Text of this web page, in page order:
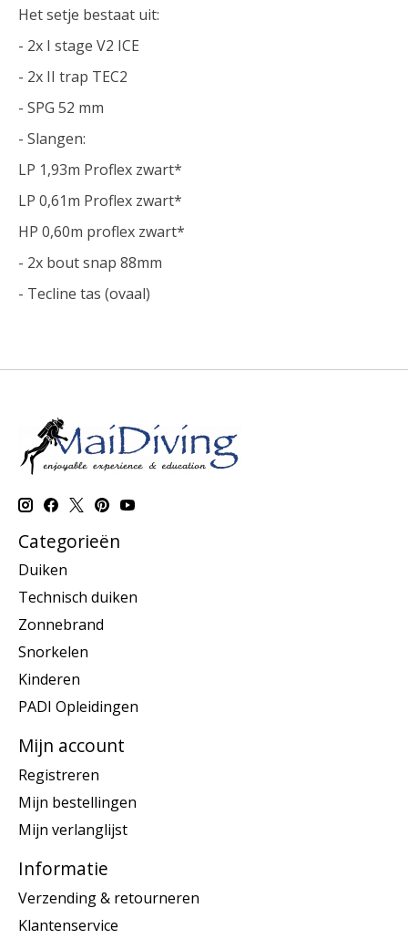
Het setje bestaat uit:
- 2x I stage V2 ICE
- 2x II trap TEC2
- SPG 52 mm
- Slangen:
LP 1,93m Proflex zwart*
LP 0,61m Proflex zwart*
HP 0,60m proflex zwart*
- 2x bout snap 88mm
- Tecline tas (ovaal)
Categorieën
Duiken
Technisch duiken
Zonnebrand
Snorkelen
Kinderen
PADI Opleidingen
Mijn account
Registreren
Mijn bestellingen
Mijn verlanglijst
Informatie
Verzending & retourneren
Klantenservice